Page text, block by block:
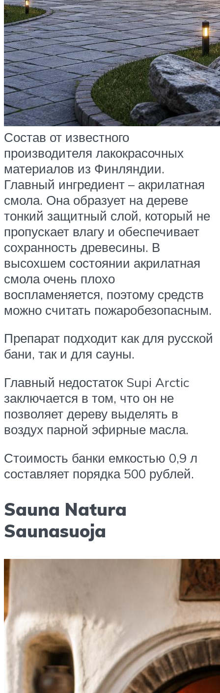
Состав от известного
производителя лакокрасочных
материалов из Финляндии.
Главный ингредиент – акрилатная
смола. Она образует на дереве
тонкий защитный слой, который не
пропускает влагу и обеспечивает
сохранность древесины. В
высохшем состоянии акрилатная
смола очень плохо
воспламеняется, поэтому средств
можно считать пожаробезопасным.
Препарат подходит как для русской
бани, так и для сауны.
Главный недостаток Supi Arctic
заключается в том, что он не
позволяет дереву выделять в
воздух парной эфирные масла.
Стоимость банки емкостью 0,9 л
составляет порядка 500 рублей.
Sauna Natura
Saunasuoja